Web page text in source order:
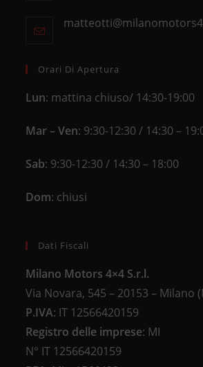
your
Orari Di Apertura
Lun: mattina chiuso/ 14:30-19:00
Mar – Ven: 9:30-12:30 / 14:30 –
Sab: 9:30-12:30 / 14:30 – 18:00
Dom: chiusi
Dati Fiscali
Milano Motors 4×4 S.r.l.
Via Novara, 545 – 20153 – Milano
P.IVA: IT 12566420159
Registro delle imprese: MI
N° IT 12566420159